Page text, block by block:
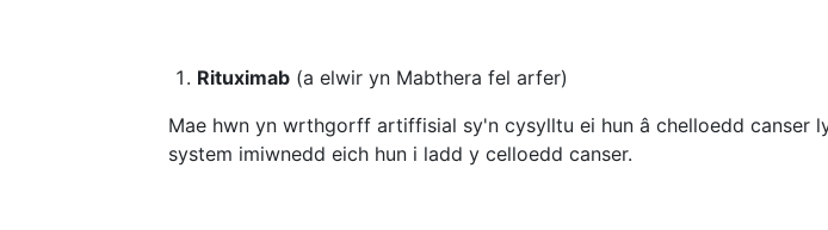
Rituximab (a elwir yn Mabthera fel arfer)
Mae hwn yn wrthgorff artiffisial sy'n cysylltu ei hun â chelloedd
system imiwnedd eich hun i ladd y celloedd canser.